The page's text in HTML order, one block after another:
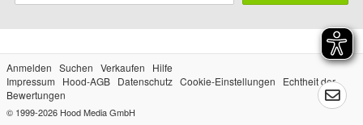
Anmelden Suchen Verkaufen
Hilfe
Impressum
Hood-AGB Datenschutz Cookie-Einstellungen
Echtheit der
Bewertungen
© 1999-2026 Hood Media GmbH